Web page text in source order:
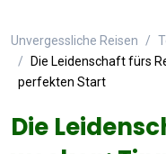
Unvergessliche Reisen
Die Leidenschaft fürs
perfekten Start
Die